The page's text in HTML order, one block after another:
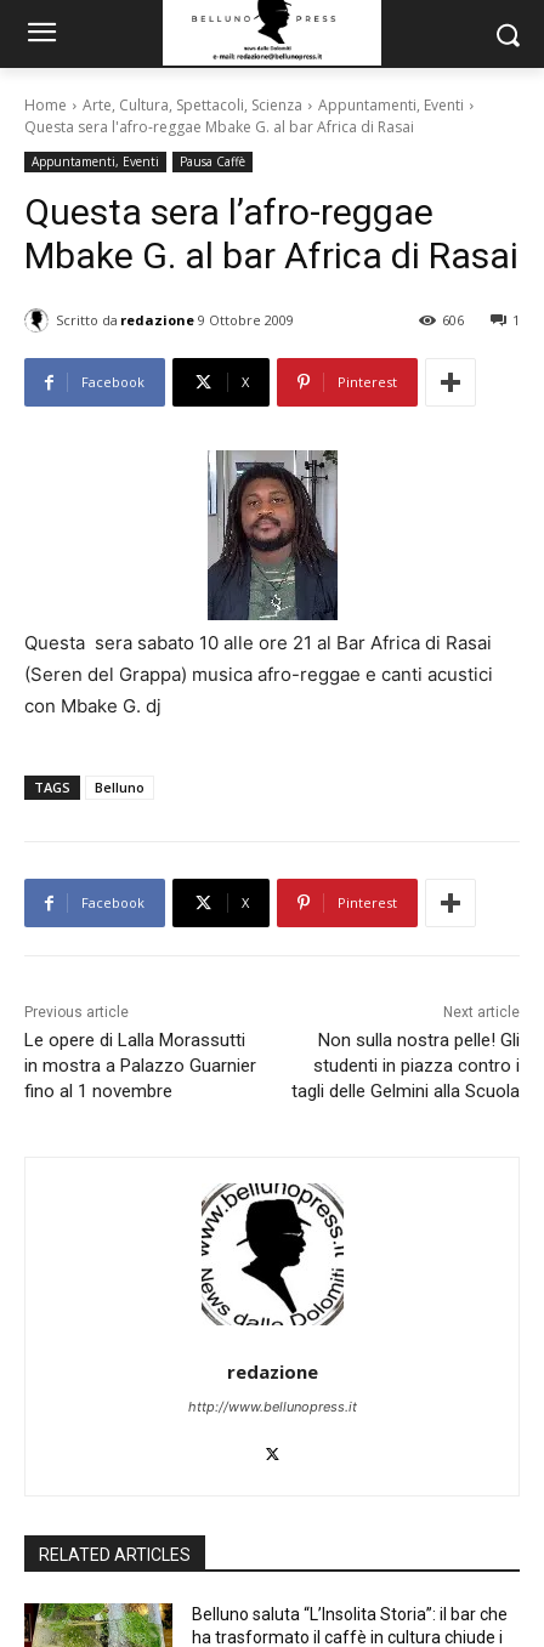
Home Arte, Cultura, Spettacoli, Scienza
Appuntamenti, Eventi
Questa sera l'afro-reggae Mbake G. al bar Africa di Rasai
Appuntamenti, Eventi Pausa Caffè
Questa sera l’afro-reggae
Mbake G. al bar Africa di Rasai
Scritto da redazione 9 Ottobre 2009 1
606
Facebook X Pinterest
Questa sera sabato 10 alle ore 21 al Bar Africa di Rasai
(Seren del Grappa) musica afro-reggae e canti acustici
con Mbake G. dj
TAGS Belluno
Facebook X Pinterest
Previous article
Le opere di Lalla Morassutti
in mostra a Palazzo Guarnier
fino al 1 novembre
Next article
Non sulla nostra pelle! Gli
studenti in piazza contro i
tagli delle Gelmini alla Scuola
redazione
http://www.bellunopress.it
RELATED ARTICLES
Belluno saluta “L’Insolita Storia”: il bar che
ha trasformato il caffè in cultura chiude i